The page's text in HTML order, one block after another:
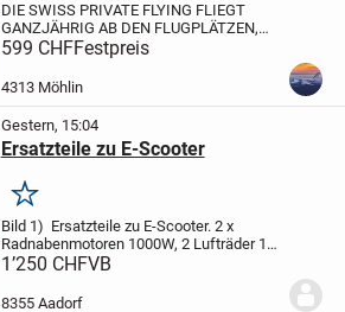
DIE SWISS PRIVATE FLYING FLIEGT
GANZJÄHRIG AB DEN FLUGPLÄTZEN,
BUOCHS, BIRRFELD, TRIENGEN UND
GRENCHEN NACH INNSBRUCK.
FLIEGEN MIT EINEM SCNELLEN
FLUGZEUG MIT DRUCKKABINE ...
599 CHFFestpreis
4313 Möhlin
Gestern, 15:04
Ersatzteile zu E-Scooter
Merken
Bild 1) Ersatzteile zu E-Scooter. 2 x
Radnabenmotoren 1000W, 2 Lufträder 10
Zoll, 2 Batterien 10 Ah + 14 Ah.
Reifengrösse 100/55-6 Einsatz ca. 30
1’250 CHFVB
8355 Aadorf